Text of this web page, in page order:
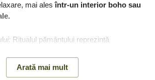
mai alesîntr-un interior boho sau
Ritualul pământului reprezintă
ce detaliile aurii amintesc de valoarea
Arată mai mult